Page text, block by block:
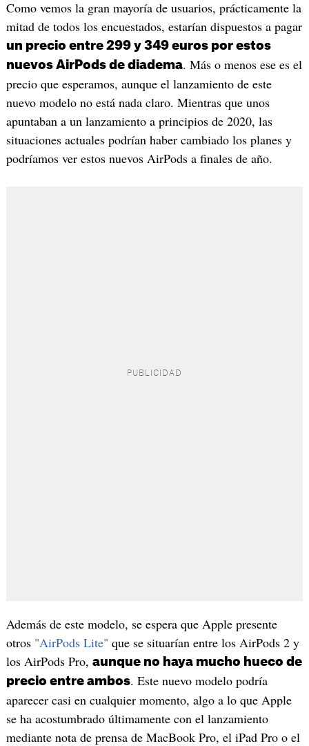
Como vemos la gran mayoría de usuarios, prácticamente la
mitad de todos los encuestados, estarían dispuestos a pagar
un precio entre 299 y 349 euros por estos
nuevos AirPods de diadema. Más o menos ese es el
precio que esperamos, aunque el lanzamiento de este
nuevo modelo no está nada claro. Mientras que unos
apuntaban a un lanzamiento a principios de 2020, las
situaciones actuales podrían haber cambiado los planes y
podríamos ver estos nuevos AirPods a finales de año.
Además de este modelo, se espera que Apple presente
otros "AirPods Lite" que se situarían entre los AirPods 2 y
los AirPods Pro, aunque no haya mucho hueco de
precio entre ambos. Este nuevo modelo podría
aparecer casi en cualquier momento, algo a lo que Apple
se ha acostumbrado últimamente con el lanzamiento
mediante nota de prensa de MacBook Pro, el iPad Pro o el